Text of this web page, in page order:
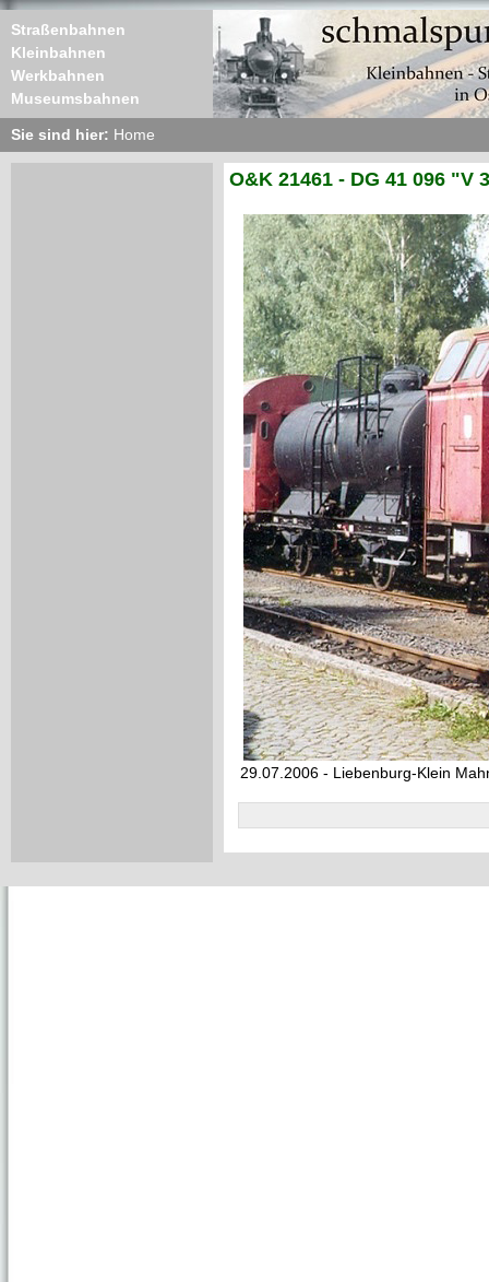
Straßenbahnen
Kleinbahnen
Werkbahnen
Museumsbahnen
Sie sind hier: Home
O&K 21461 - DG 41 096 "V
29.07.2006 - Liebenburg-Klein